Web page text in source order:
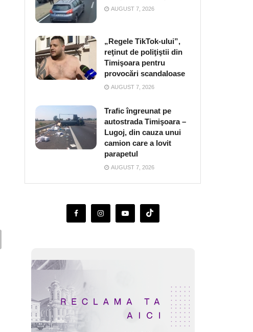
AUGUST 7, 2026
„Regele TikTok-ului”,
reţinut de poliţiştii din
Timişoara pentru
provocări scandaloase
AUGUST 7, 2026
Trafic îngreunat pe
autostrada Timişoara –
Lugoj, din cauza unui
camion care a lovit
parapetul
AUGUST 7, 2026